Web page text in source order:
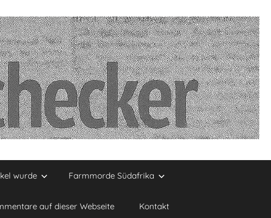
wurde Farmmorde Südafrika
auf dieser Webseite Kontakt